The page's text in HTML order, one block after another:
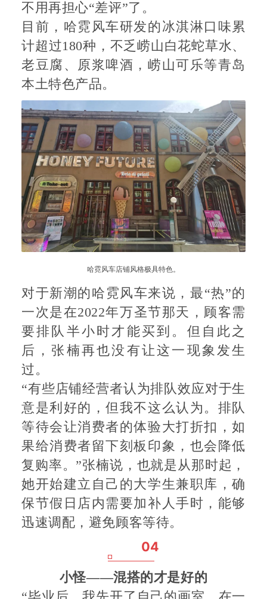
不用再担心“差评”了。
目前，哈霓风车研发的冰淇淋口味累
计超过180种，不乏崂山白花蛇草水、
老豆腐、原浆啤酒，崂山可乐等青岛
本土特色产品。
哈霓风车店铺风格极具特色。
对于新潮的哈霓风车来说，最“热”的
一次是在2022年万圣节那天，顾客需
要排队半小时才能买到。但自此之
后，张楠再也没有让这一现象发生
过。
“有些店铺经营者认为排队效应对于生
意是利好的，但我不这么认为。排队
等待会让消费者的体验大打折扣，如
果给消费者留下刻板印象，也会降低
复购率。”张楠说，也就是从那时起，
她开始建立自己的大学生兼职库，确
保节假日店内需要加补人手时，能够
迅速调配，避免顾客等待。
04
小怪——混搭的才是好的